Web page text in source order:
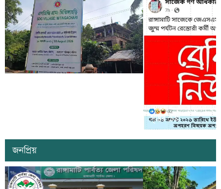
সাজেকে অপহরণের গুজব
সৃষ্টির চেষ্টা
জনপ্রিয়